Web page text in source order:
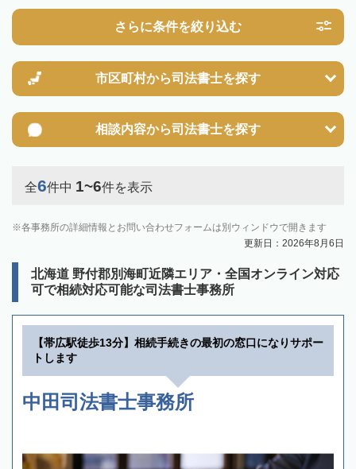
さらに条件を絞り込む
市区町村から司法書士を探す
相談内容から司法書士を探す
全6件中 1~6件を表示
各事務所の詳細情報とお問い合わせフォームは別ウィンドウで開きます
更新日：2026年8月6日
北海道 野付郡別海町近隣エリア・全国オンライン対応
可で相続対応可能な司法書士事務所
【帯広駅徒歩13分】相続手続きの最初の窓口になりサポー
トします
中田司法書士事務所